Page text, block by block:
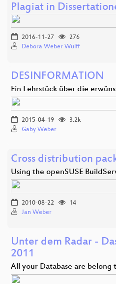
Plagiat in
2016-11-27
276
Debora Weber Wulff
DESINFORMATION
Ein Lehrstück über die
2015-04-19
3.2k
Gaby Weber
Cross distribution
Using the openSUSE
2010-08-22
14
Jan Weber
Unter dem Radar -
2011
All your Database are belong